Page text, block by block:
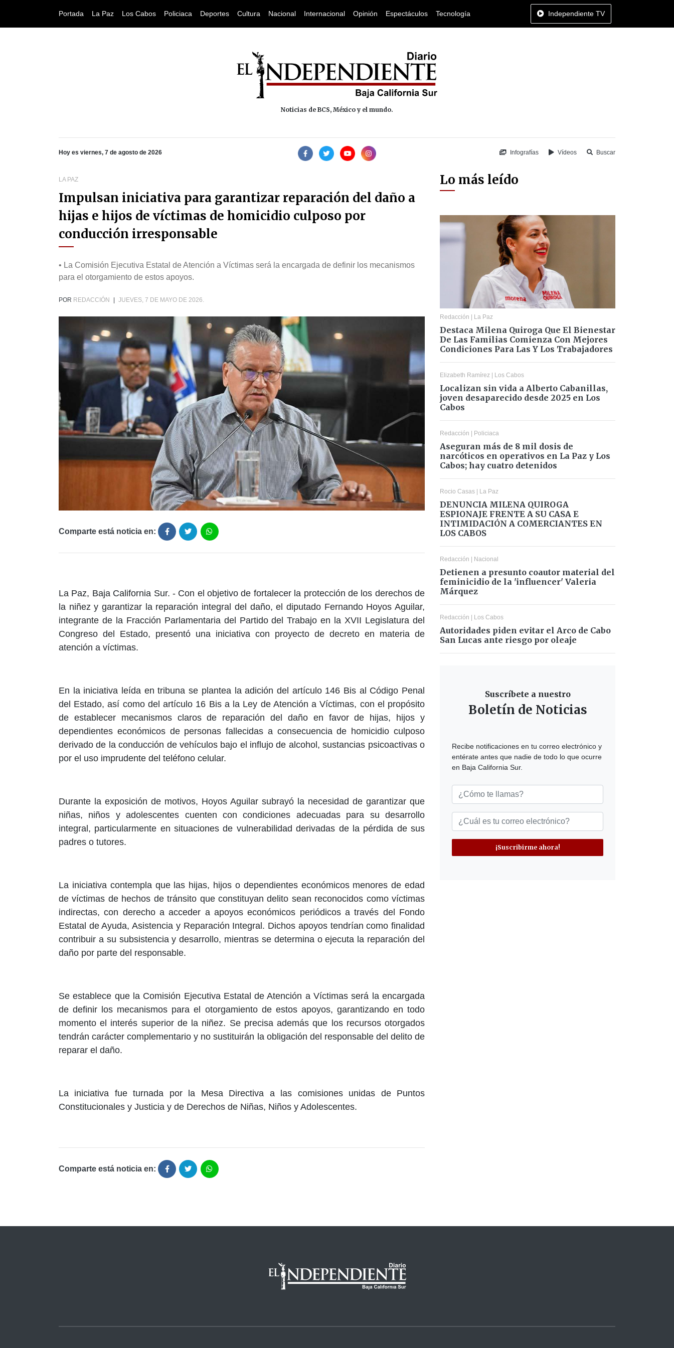
Portada La Paz Los Cabos Policiaca Deportes Cultura Nacional Internacional Opinión Espectáculos Tecnología Independiente TV
Noticias de BCS, México y el mundo.
Hoy es viernes, 7 de agosto de 2026 Infografías Vídeos Buscar
LA PAZ
Impulsan iniciativa para garantizar reparación del daño a
hijas e hijos de víctimas de homicidio culposo por
conducción irresponsable
• La Comisión Ejecutiva Estatal de Atención a Víctimas será la encargada de definir los mecanismos
para el otorgamiento de estos apoyos.
POR REDACCIÓN JUEVES, 7 DE MAYO DE 2026.
Comparte está noticia en:
La Paz, Baja California Sur. - Con el objetivo de fortalecer la protección de los derechos de
la niñez y garantizar la reparación integral del daño, el diputado Fernando Hoyos Aguilar,
integrante de la Fracción Parlamentaria del Partido del Trabajo en la XVII Legislatura del
Congreso del Estado, presentó una iniciativa con proyecto de decreto en materia de
atención a víctimas.
En la iniciativa leída en tribuna se plantea la adición del artículo 146 Bis al Código Penal
del Estado, así como del artículo 16 Bis a la Ley de Atención a Víctimas, con el propósito
de establecer mecanismos claros de reparación del daño en favor de hijas, hijos y
dependientes económicos de personas fallecidas a consecuencia de homicidio culposo
derivado de la conducción de vehículos bajo el influjo de alcohol, sustancias psicoactivas o
por el uso imprudente del teléfono celular.
Durante la exposición de motivos, Hoyos Aguilar subrayó la necesidad de garantizar que
niñas, niños y adolescentes cuenten con condiciones adecuadas para su desarrollo
integral, particularmente en situaciones de vulnerabilidad derivadas de la pérdida de sus
padres o tutores.
La iniciativa contempla que las hijas, hijos o dependientes económicos menores de edad
de víctimas de hechos de tránsito que constituyan delito sean reconocidos como víctimas
indirectas, con derecho a acceder a apoyos económicos periódicos a través del Fondo
Estatal de Ayuda, Asistencia y Reparación Integral. Dichos apoyos tendrían como finalidad
contribuir a su subsistencia y desarrollo, mientras se determina o ejecuta la reparación del
daño por parte del responsable.
Se establece que la Comisión Ejecutiva Estatal de Atención a Víctimas será la encargada
de definir los mecanismos para el otorgamiento de estos apoyos, garantizando en todo
momento el interés superior de la niñez. Se precisa además que los recursos otorgados
tendrán carácter complementario y no sustituirán la obligación del responsable del delito de
reparar el daño.
La iniciativa fue turnada por la Mesa Directiva a las comisiones unidas de Puntos
Constitucionales y Justicia y de Derechos de Niñas, Niños y Adolescentes.
Comparte está noticia en:
Lo más leído
Redacción | La Paz
Destaca Milena Quiroga Que El Bienestar
De Las Familias Comienza Con Mejores
Condiciones Para Las Y Los Trabajadores
Elizabeth Ramírez | Los Cabos
Localizan sin vida a Alberto Cabanillas,
joven desaparecido desde 2025 en Los
Cabos
Redacción | Policiaca
Aseguran más de 8 mil dosis de
narcóticos en operativos en La Paz y Los
Cabos; hay cuatro detenidos
Rocio Casas | La Paz
DENUNCIA MILENA QUIROGA
ESPIONAJE FRENTE A SU CASA E
INTIMIDACIÓN A COMERCIANTES EN
LOS CABOS
Redacción | Nacional
Detienen a presunto coautor material del
feminicidio de la 'influencer' Valeria
Márquez
Redacción | Los Cabos
Autoridades piden evitar el Arco de Cabo
San Lucas ante riesgo por oleaje
Suscríbete a nuestro
Boletín de Noticias
Recibe notificaciones en tu correo electrónico y
entérate antes que nadie de todo lo que ocurre
en Baja California Sur.
¡Suscribirme ahora!